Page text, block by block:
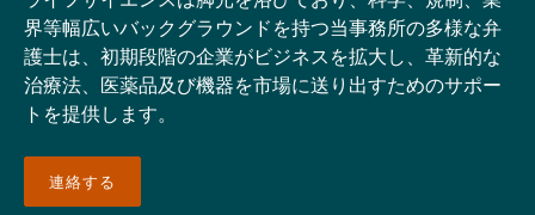
界等幅広いバックグラウンドを持つ当事務所の多様な弁
護士は、初期段階の企業がビジネスを拡大し、革新的な
治療法、医薬品及び機器を市場に送り出すためのサポー
トを提供します。
連絡する